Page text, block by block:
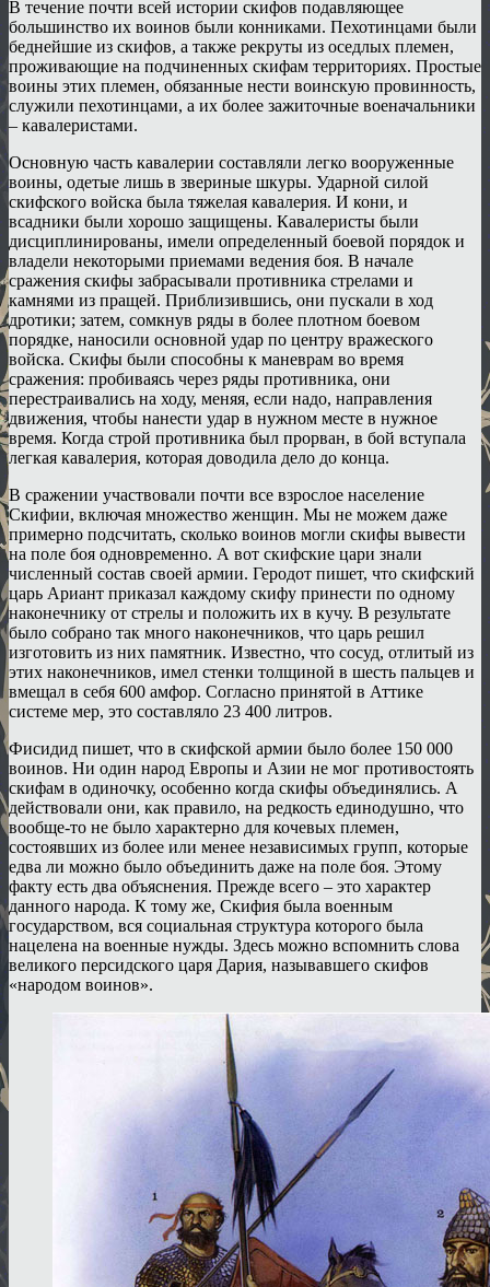
В течение почти всей истории скифов подавляющее
большинство их воинов были конниками. Пехотинцами были
беднейшие из скифов, а также рекруты из оседлых племен,
проживающие на подчиненных скифам территориях. Простые
воины этих племен, обязанные нести воинскую провинность,
служили пехотинцами, а их более зажиточные военачальники
– кавалеристами.
Основную часть кавалерии составляли легко вооруженные
воины, одетые лишь в звериные шкуры. Ударной силой
скифского войска была тяжелая кавалерия. И кони, и
всадники были хорошо защищены. Кавалеристы были
дисциплинированы, имели определенный боевой порядок и
владели некоторыми приемами ведения боя. В начале
сражения скифы забрасывали противника стрелами и
камнями из пращей. Приблизившись, они пускали в ход
дротики; затем, сомкнув ряды в более плотном боевом
порядке, наносили основной удар по центру вражеского
войска. Скифы были способны к маневрам во время
сражения: пробиваясь через ряды противника, они
перестраивались на ходу, меняя, если надо, направления
движения, чтобы нанести удар в нужном месте в нужное
время. Когда строй противника был прорван, в бой вступала
легкая кавалерия, которая доводила дело до конца.
В сражении участвовали почти все взрослое население
Скифии, включая множество женщин. Мы не можем даже
примерно подсчитать, сколько воинов могли скифы вывести
на поле боя одновременно. А вот скифские цари знали
численный состав своей армии. Геродот пишет, что скифский
царь Ариант приказал каждому скифу принести по одному
наконечнику от стрелы и положить их в кучу. В результате
было собрано так много наконечников, что царь решил
изготовить из них памятник. Известно, что сосуд, отлитый из
этих наконечников, имел стенки толщиной в шесть пальцев и
вмещал в себя 600 амфор. Согласно принятой в Аттике
системе мер, это составляло 23 400 литров.
Фисидид пишет, что в скифской армии было более 150 000
воинов. Ни один народ Европы и Азии не мог противостоять
скифам в одиночку, особенно когда скифы объединялись. А
действовали они, как правило, на редкость единодушно, что
вообще-то не было характерно для кочевых племен,
состоявших из более или менее независимых групп, которые
едва ли можно было объединить даже на поле боя. Этому
факту есть два объяснения. Прежде всего – это характер
данного народа. К тому же, Скифия была военным
государством, вся социальная структура которого была
нацелена на военные нужды. Здесь можно вспомнить слова
великого персидского царя Дария, называвшего скифов
«народом воинов».